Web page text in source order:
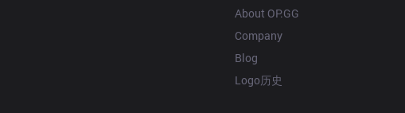
About OP.GG
Company
Blog
Logo历史